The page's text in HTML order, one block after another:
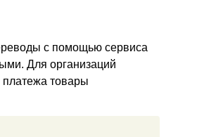
с помощью сервиса
Для организаций
платежа товары